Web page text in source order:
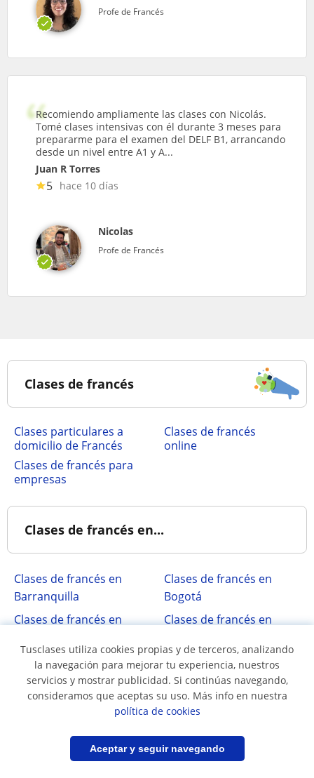
Guardar búsqueda
Profe de Francés
Recomiendo ampliamente las clases con Nicolás.
Tomé clases intensivas con él durante 3 meses para
prepararme para el examen del DELF B1, arrancando
desde un nivel entre A1 y A...
Juan R Torres
5 hace 10 días
Nicolas
Profe de Francés
Clases de francés
clases particulares a
domicilio de Francés
Clases de francés
online
Clases de francés para
empresas
Clases de francés en...
Clases de francés en
Barranquilla
Clases de francés en
Bogotá
Clases de francés en
Clases de francés en
Clases de francés en
Chía
Clases de francés en
Colombia
Clases de francés en
Clases de francés en
Funza
Clases de francés en La
Clases de francés en
Madrid
Tusclases utiliza cookies propias y de terceros, analizando
la navegación para mejorar tu experiencia, nuestros
servicios y mostrar publicidad. Si continúas navegando,
consideramos que aceptas su uso. Más info en nuestra
política de cookies
Aceptar y seguir navegando